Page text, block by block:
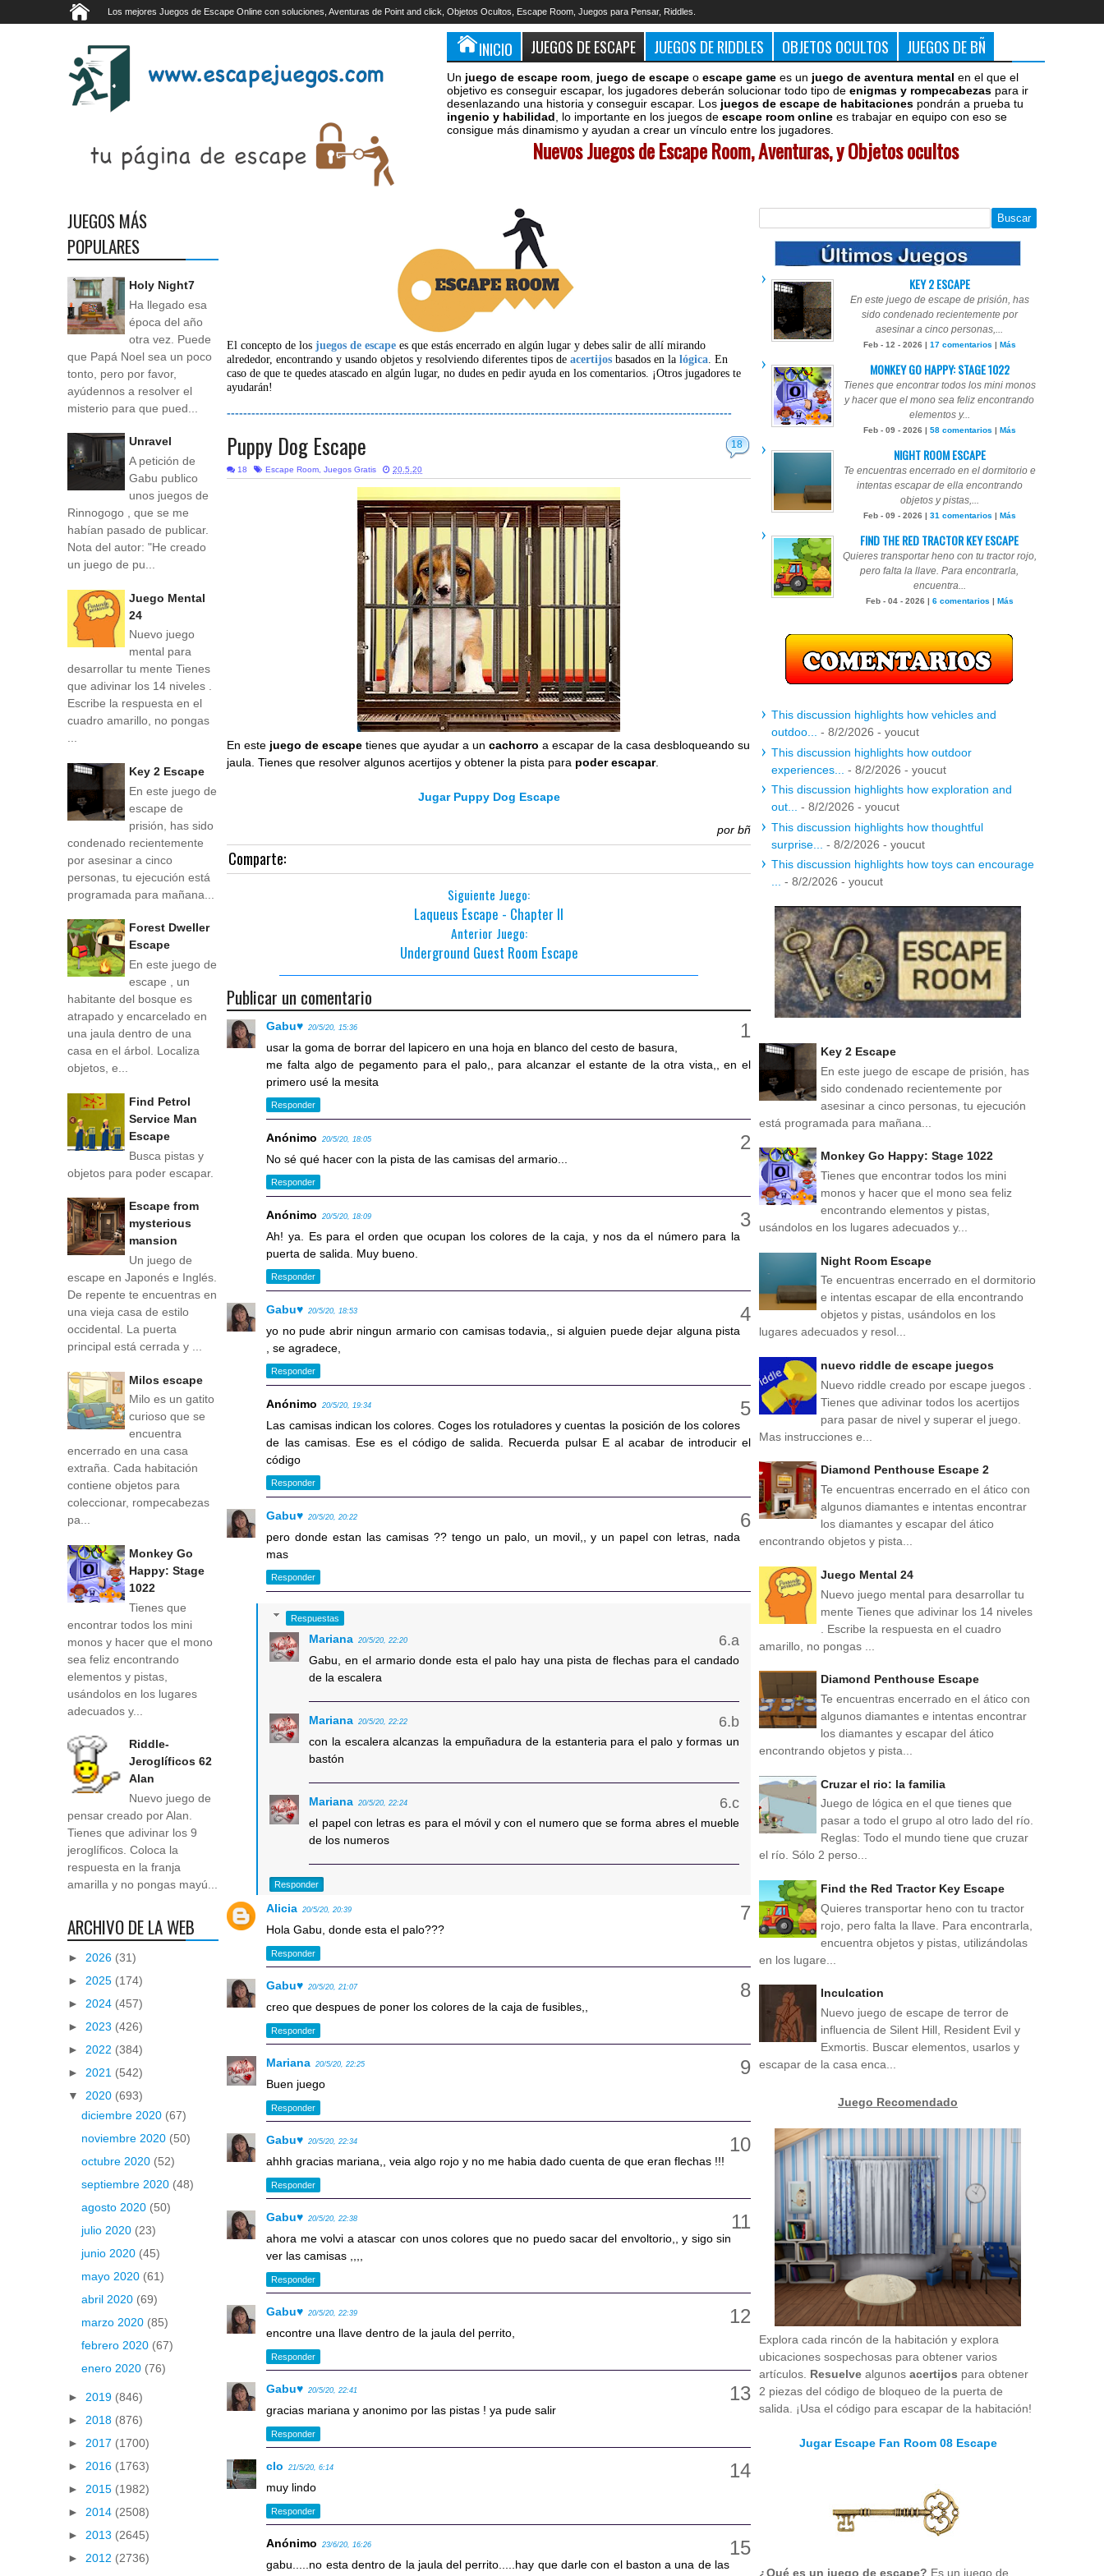
Los mejores Juegos de Escape Online con soluciones, Aventuras de Point and click, Objetos Ocultos, Escape Room, Juegos para Pensar, Riddles.
INICIO JUEGOS DE ESCAPE JUEGOS DE RIDDLES OBJETOS OCULTOS JUEGOS DE BÑ
Un juego de escape room juego de escape o escape game es un juego de aventura mental en el que el
objetivo es conseguir escapar, los jugadores deberán solucionar todo tipo de enigmas y rompecabezas para ir
desenlazando una historia y conseguir escapar. Los juegos de escape de habitaciones pondrán a prueba tu
ingenio y habilidad , lo importante en los juegos de escape room online es trabajar en equipo con eso se
consigue más dinamismo y ayudan a crear un vínculo entre los jugadores.
Nuevos Juegos de Escape Room, Aventuras, y Objetos ocultos
El concepto de losjuegos de escape es que estás encerrado en algún lugar y debes salir de allí mirando
alrededor, encontrando y usando objetos y resolviendo diferentes tipos deacertijos basados en lalógica. En
caso de que te quedes atascado en algún lugar, no dudes en pedir ayuda en los comentarios. ¡Otros jugadores te
ayudarán!
---------------------------------------------------------------------------------------------------------------------------
18
Puppy Dog Escape
18 Escape Room Juegos Gratis 20.5.20
En este juego de escape tienes que ayudar a uncachorro a escapar de la casa desbloqueando su
jaula. Tienes que resolver algunos acertijos y obtener la pista para poder escapar.
Jugar Puppy Dog Escape
por bñ
Comparte:
Siguiente Juego:
Laqueus Escape - Chapter II
Anterior Juego:
Underground Guest Room Escape
Publicar un comentario
Gabu♥ 20/5/20, 15:36
usar la goma de borrar del lapicero en una hoja en blanco del cesto de basura,
me falta algo de pegamento para el palo,, para alcanzar el estante de la otra vista,, en el
primero usé la mesita
Responder
Anónimo 20/5/20, 18:05
No sé qué hacer con la pista de las camisas del armario...
Responder
Anónimo 20/5/20, 18:09
Ah! ya. Es para el orden que ocupan los colores de la caja, y nos da el número para la
puerta de salida. Muy bueno.
Responder
Gabu♥ 20/5/20, 18:53
yo no pude abrir ningun armario con camisas todavia,, si alguien puede dejar alguna pista
, se agradece,
Responder
Anónimo 20/5/20, 19:34
Las camisas indican los colores. Coges los rotuladores y cuentas la posición de los colores
de las camisas. Ese es el código de salida. Recuerda pulsar E al acabar de introducir el
código
Responder
Gabu♥ 20/5/20, 20:22
pero donde estan las camisas ?? tengo un palo, un movil,, y un papel con letras, nada
mas
Responder
Respuestas
Mariana 20/5/20, 22:20
Gabu, en el armario donde esta el palo hay una pista de flechas para el candado
de la escalera
Mariana 20/5/20, 22:22
con la escalera alcanzas la empuñadura de la estanteria para el palo y formas un
bastón
Mariana 20/5/20, 22:24
el papel con letras es para el móvil y con el numero que se forma abres el mueble
de los numeros
Responder
Alicia 20/5/20, 20:39
Hola Gabu, donde esta el palo???
Responder
Gabu♥ 20/5/20, 21:07
creo que despues de poner los colores de la caja de fusibles,,
Responder
Mariana 20/5/20, 22:25
Buen juego
Responder
Gabu♥ 20/5/20, 22:34
ahhh gracias mariana,, veia algo rojo y no me habia dado cuenta de que eran flechas !!!
Responder
Gabu♥ 20/5/20, 22:38
ahora me volvi a atascar con unos colores que no puedo sacar del envoltorio,, y sigo sin
ver las camisas ,,,,
Responder
Gabu♥ 20/5/20, 22:39
encontre una llave dentro de la jaula del perrito,
Responder
Gabu♥ 20/5/20, 22:41
gracias mariana y anonimo por las pistas ! ya pude salir
Responder
clo 21/5/20, 6:14
muy lindo
Responder
Anónimo 23/6/20, 16:26
gabu.....no esta dentro de la jaula del perrito.....hay que darle con el baston a una de las
JUEGOS MÁS
POPULARES
Holy Night7
Ha llegado esa
época del año
otra vez. Puede
que Papá Noel sea un poco
tonto, pero por favor,
ayúdennos a resolver el
misterio para que pued...
Unravel
A petición de
Gabu publico
unos juegos de
Rinnogogo , que se me
habían pasado de publicar.
Nota del autor: "He creado
un juego de pu...
Juego Mental
24
Nuevo juego
mental para
desarrollar tu mente Tienes
que adivinar los 14 niveles .
Escribe la respuesta en el
cuadro amarillo, no pongas
...
Key 2 Escape
En este juego de
escape de
prisión, has sido
condenado recientemente
por asesinar a cinco
personas, tu ejecución está
programada para mañana...
Forest Dweller
Escape
En este juego de
escape , un
habitante del bosque es
atrapado y encarcelado en
una jaula dentro de una
casa en el árbol. Localiza
objetos, e...
Find Petrol
Service Man
Escape
Busca pistas y
objetos para poder escapar.
Escape from
mysterious
mansion
Un juego de
escape en Japonés e Inglés.
De repente te encuentras en
una vieja casa de estilo
occidental. La puerta
principal está cerrada y ...
Milos escape
Milo es un gatito
curioso que se
encuentra
encerrado en una casa
extraña. Cada habitación
contiene objetos para
coleccionar, rompecabezas
pa...
Monkey Go
Happy: Stage
1022
Tienes que
encontrar todos los mini
monos y hacer que el mono
sea feliz encontrando
elementos y pistas,
usándolos en los lugares
adecuados y...
Riddle-
Jeroglíficos 62
Alan
Nuevo juego de
pensar creado por Alan.
Tienes que adivinar los 9
jeroglíficos. Coloca la
respuesta en la franja
amarilla y no pongas mayú...
ARCHIVO DE LA WEB
► 2026 (31)
► 2025 (174)
► 2024 (457)
► 2023 (426)
► 2022 (384)
► 2021 (542)
▼ 2020 (693)
diciembre 2020 (67)
noviembre 2020 (50)
octubre 2020 (52)
septiembre 2020 (48)
agosto 2020 (50)
julio 2020 (23)
junio 2020 (45)
mayo 2020 (61)
abril 2020 (69)
marzo 2020 (85)
febrero 2020 (67)
enero 2020 (76)
► 2019 (846)
► 2018 (876)
► 2017 (1700)
► 2016 (1763)
► 2015 (1982)
► 2014 (2508)
► 2013 (2645)
► 2012 (2736)
KEY 2 ESCAPE
En este juego de escape de prisión, has
sido condenado recientemente por
asesinar a cinco personas,...
Feb - 12 - 2026 | 17 comentarios | Más
MONKEY GO HAPPY: STAGE 1022
Tienes que encontrar todos los mini monos
y hacer que el mono sea feliz encontrando
elementos y...
Feb - 09 - 2026 | 58 comentarios | Más
NIGHT ROOM ESCAPE
Te encuentras encerrado en el dormitorio e
intentas escapar de ella encontrando
objetos y pistas,...
Feb - 09 - 2026 | 31 comentarios | Más
FIND THE RED TRACTOR KEY ESCAPE
Quieres transportar heno con tu tractor rojo,
pero falta la llave. Para encontrarla,
encuentra...
Feb - 04 - 2026 | 6 comentarios | Más
This discussion highlights how vehicles and
outdoo...
- 8/2/2026 - youcut
This discussion highlights how outdoor
experiences...
- 8/2/2026 - youcut
This discussion highlights how exploration and
out...
- 8/2/2026 - youcut
This discussion highlights how thoughtful
surprise...
- 8/2/2026 - youcut
This discussion highlights how toys can encourage
- 8/2/2026 - youcut
Key 2 Escape
En este juego de escape de prisión, has
sido condenado recientemente por
asesinar a cinco personas, tu ejecución
está programada para mañana...
Monkey Go Happy: Stage 1022
Tienes que encontrar todos los mini
monos y hacer que el mono sea feliz
encontrando elementos y pistas,
usándolos en los lugares adecuados y...
Night Room Escape
Te encuentras encerrado en el dormitorio
e intentas escapar de ella encontrando
objetos y pistas, usándolos en los
lugares adecuados y resol...
nuevo riddle de escape juegos
Nuevo riddle creado por escape juegos .
Tienes que adivinar todos los acertijos
para pasar de nivel y superar el juego.
Mas instrucciones e...
Diamond Penthouse Escape 2
Te encuentras encerrado en el ático con
algunos diamantes e intentas encontrar
los diamantes y escapar del ático
encontrando objetos y pista...
Juego Mental 24
Nuevo juego mental para desarrollar tu
mente Tienes que adivinar los 14 niveles
. Escribe la respuesta en el cuadro
amarillo, no pongas ...
Diamond Penthouse Escape
Te encuentras encerrado en el ático con
algunos diamantes e intentas encontrar
los diamantes y escapar del ático
encontrando objetos y pista...
Cruzar el rio: la familia
Juego de lógica en el que tienes que
pasar a todo el grupo al otro lado del río.
Reglas: Todo el mundo tiene que cruzar
el río. Sólo 2 perso...
Find the Red Tractor Key Escape
Quieres transportar heno con tu tractor
rojo, pero falta la llave. Para encontrarla,
encuentra objetos y pistas, utilizándolas
en los lugare...
Inculcation
Nuevo juego de escape de terror de
influencia de Silent Hill, Resident Evil y
Exmortis. Buscar elementos, usarlos y
escapar de la casa enca...
Juego Recomendado
Explora cada rincón de la habitación y explora
ubicaciones sospechosas para obtener varios
artículos. Resuelve algunos acertijos para obtener
2 piezas del código de bloqueo de la puerta de
salida. ¡Usa el código para escapar de la habitación!
Jugar Escape Fan Room 08 Escape
¿Qué es un juego de escape? Es un juego de